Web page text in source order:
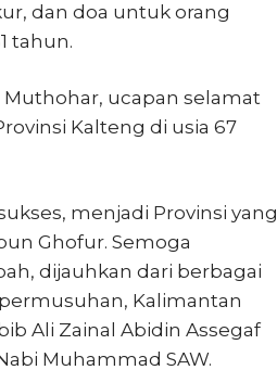
dan doa untuk orang
tahun.
ucapan selamat
Kalteng di usia 67
menjadi Provinsi yang
Ghofur. Semoga
dijauhkan dari berbagai
Kalimantan
Ali Zainal Abidin Assegaf
Muhammad SAW.